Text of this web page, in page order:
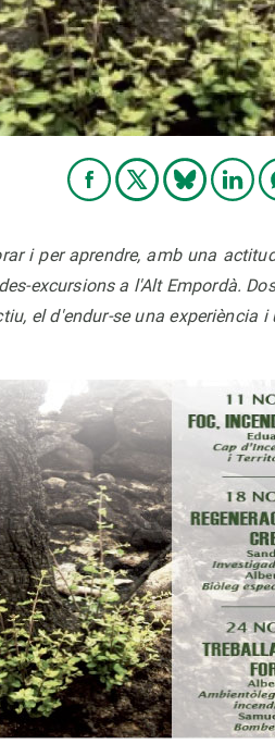
i per aprendre, amb una
excursions a l'Alt Empordà.
el d'endur-se una experiència